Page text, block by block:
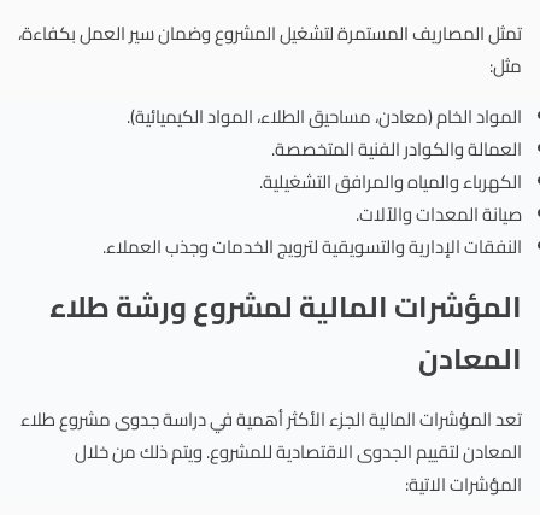
تمثل المصاريف المستمرة لتشغيل المشروع وضمان سير العمل بكفاءة،
مثل:
المواد الخام (معادن، مساحيق الطلاء، المواد الكيميائية).
العمالة والكوادر الفنية المتخصصة.
الكهرباء والمياه والمرافق التشغيلية.
صيانة المعدات والآلات.
النفقات الإدارية والتسويقية لترويج الخدمات وجذب العملاء.
المؤشرات المالية لمشروع ورشة طلاء
المعادن
تعد المؤشرات المالية الجزء الأكثر أهمية في دراسة جدوى مشروع طلاء
المعادن لتقييم الجدوى الاقتصادية للمشروع. ويتم ذلك من خلال
المؤشرات الاتية: